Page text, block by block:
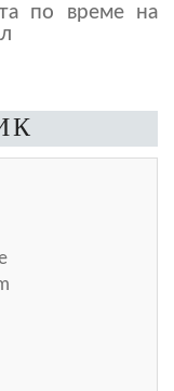
по време на